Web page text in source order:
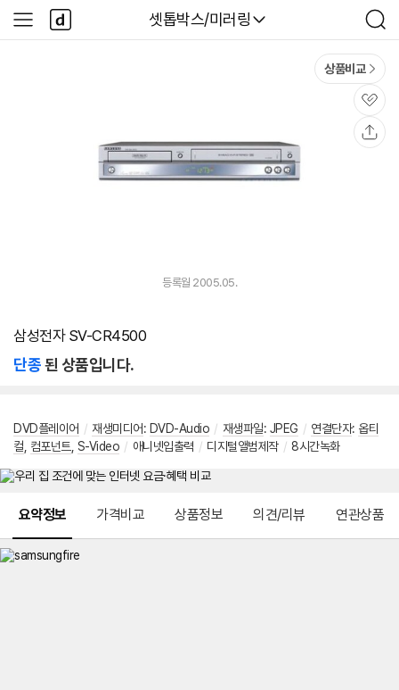
다나와
셋톱박스/미러링
검
색
사
이
다
나
와
상품비교
관
심
등록월 2005.05.
삼성전자 SV-CR4500
단종된 상품입니다.
DVD플레이어 / 재생미디어: DVD-Audio / 재생파일: JPEG / 연결단자: 옵티
컬 컴포넌트 S-Video / 애니넷입출력 / 디지털앨범제작 / 8시간녹화
요약정보 가격비교 상품정보 의견/리뷰 연관상품